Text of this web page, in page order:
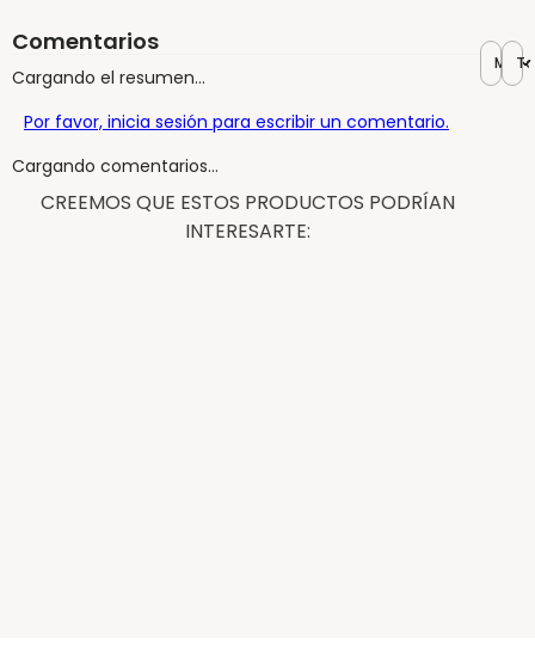
Comentarios
Cargando el resumen…
Por favor, inicia sesión para escribir un comentario.
Más
Cargando comentarios…
CREEMOS QUE ESTOS PRODUCTOS PODRÍAN
INTERESARTE: